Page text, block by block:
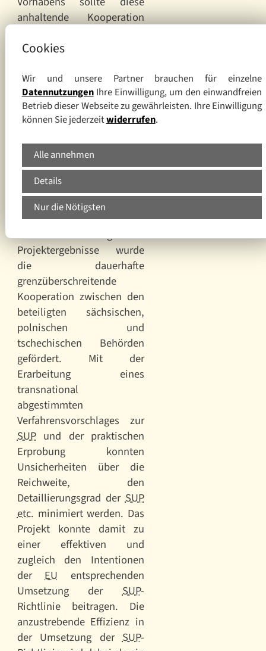
anhaltende Kooperation
verbunden ist eine enge
Aufgabenteilung der
sächsischen, polnischen
und tschechischen Partner
hinsichtlich der
fortdauernden
Überwachung der
grenzüberschreitenden
Umweltauswirkungen der
Regionalplanung.
Auf der Grundlage der
Projektergebnisse wurde
die dauerhafte
grenzüberschreitende
Kooperation zwischen den
beteiligten sächsischen,
polnischen und
tschechischen Behörden
gefördert. Mit der
Erarbeitung eines
transnational
abgestimmten
Verfahrensvorschlages zur
SUPund der praktischen
Erprobung konnten
Unsicherheiten über die
Reichweite, den
Detaillierungsgrad derSUP
etc. minimiert werden. Das
Projekt konnte damit zu
einer effektiven und
zugleich den Intentionen
derEU entsprechenden
Umsetzung derSUP-
Richtlinie beitragen. Die
anzustrebende Effizienz in
der Umsetzung derSUP-
Cookies
Wir und unsere Partner brauchen für einzelne
DatennutzungenIhre Einwilligung, um den einwandfreien
Betrieb dieser Webseite zu gewährleisten. Ihre Einwilligung
können Sie jederzeitwiderrufen.
Alle annehmen
Details
Nur die Nötigsten